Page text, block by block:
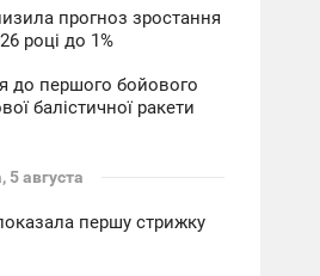
прогноз зростання
році до 1%
до першого бойового
балістичної ракети
5 августа
першу стрижку